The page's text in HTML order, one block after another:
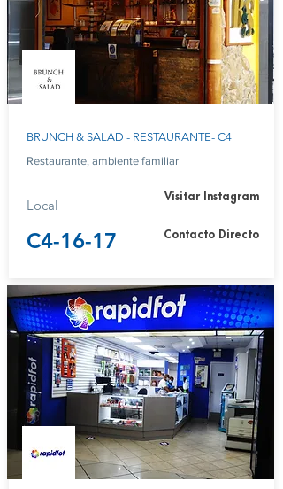
BRUNCH & SALAD - RESTAURANTE- C4
Restaurante, ambiente familiar
Local
Visitar Instagram
C4-16-17 Contacto Directo